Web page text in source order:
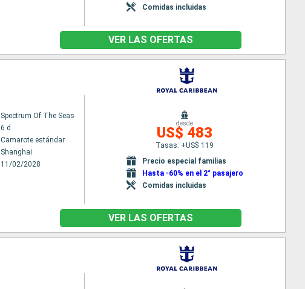
Comidas incluidas
VER LAS OFERTAS
Spectrum Of The Seas
6 d
Camarote estándar
Shanghai
11/02/2028
desde
US$ 483
Tasas: +US$ 119
Precio especial familias
Hasta -60% en el 2° pasajero
Comidas incluidas
VER LAS OFERTAS